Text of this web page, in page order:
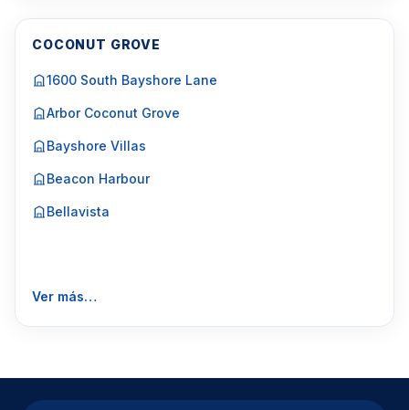
COCONUT GROVE
1600 South Bayshore Lane
Arbor Coconut Grove
Bayshore Villas
Beacon Harbour
Bellavista
Ver más…